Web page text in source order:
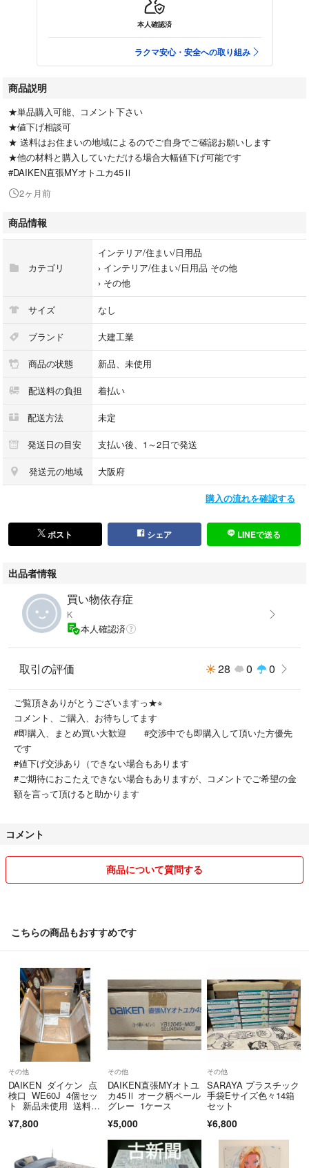
本人確認済
ラクマ安心・安全への取り組み
商品説明
★単品購入可能、コメント下さい
★値下げ相談可
★ 送料はお住まいの地域によるのでご自身でご確認お願いします
★他の材料と購入していただける場合大幅値下げ可能です
#DAIKEN直張MYオトユカ45Ⅱ
2ヶ月前
商品情報
カテゴリ
インテリア/住まい/日用品
› インテリア/住まい/日用品 その他
› その他
サイズ なし
ブランド 大建工業
商品の状態 新品、未使用
配送料の負担 着払い
配送方法 未定
発送日の目安 支払い後、1～2日で発送
発送元の地域 大阪府
購入の流れを確認する
ポスト シェア LINEで送る
出品者情報
買い物依存症
K
本人確認済
取引の評価 28 0 0
ご覧頂きありがとうございますっ★⭐︎
コメント、ご購入、お待ちしてます
#即購入、まとめ買い大歓迎 #交渉中でも即購入して頂いた方優先
です
#値下げ交渉あり（できない場合もあります
#ご期待におこたえできない場合もありますが、コメントでご希望の金
額を言って頂けると助かります
コメント
商品について質問する
こちらの商品もおすすめです
その他
DAIKEN ダイケン 点
検口 WE60J 4個セッ
ト 新品未使用 送料込
¥7,800
その他
DAIKEN直張MYオトユ
カ45Ⅱ オーク柄ペール
グレー 1ケース
¥5,000
その他
SARAYA プラスチック
手袋Eサイズ色々14箱
セット
¥6,800